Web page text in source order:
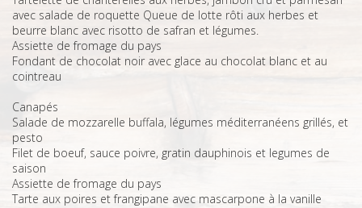
avec salade de roquette Queue de lotte rôti aux herbes et
beurre blanc avec risotto de safran et légumes.
Assiette de fromage du pays
Fondant de chocolat noir avec glace au chocolat blanc et au
cointreau
Canapés
Salade de mozzarelle buffala, légumes méditerranéens grillés, et
pesto
Filet de boeuf, sauce poivre, gratin dauphinois et legumes de
saison
Assiette de fromage du pays
Tarte aux poires et frangipane avec mascarpone à la vanille